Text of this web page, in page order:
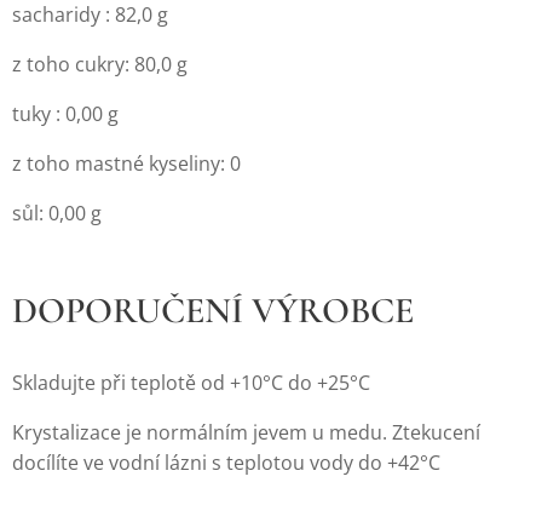
sacharidy : 82,0 g
z toho cukry: 80,0 g
tuky : 0,00 g
z toho mastné kyseliny: 0
sůl: 0,00 g
DOPORUČENÍ VÝROBCE
Skladujte při teplotě od +10°C do +25°C
Krystalizace je normálním jevem u medu. Ztekucení
docílíte ve vodní lázni s teplotou vody do +42°C